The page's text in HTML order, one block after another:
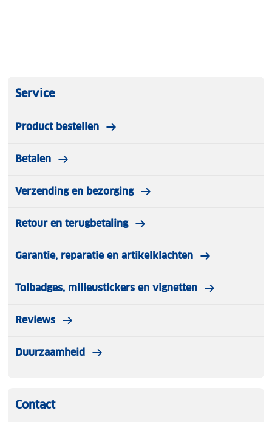
Service
Product bestellen
Betalen
Verzending en bezorging
Retour en terugbetaling
Garantie, reparatie en artikelklachten
Tolbadges, milieustickers en vignetten
Reviews
Duurzaamheid
Contact